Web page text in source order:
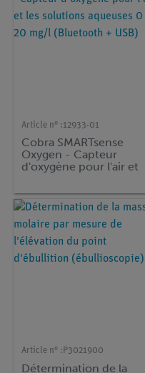
Article n° :12933-01
Cobra SMARTsense
Oxygen - Capteur
d'oxygène pour l'air et
0 ... 20 mg/l (Bluetooth
+ USB)
Article n° : P3021900
Détermination de la